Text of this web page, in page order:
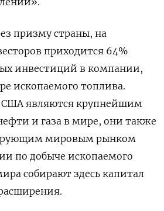
призму страны, на
приходится 64%
инвестиций в компании,
ископаемого топлива.
являются крупнейшим
и газа в мире, они также
мировым рынком
по добыче ископаемого
собирают здесь капитал